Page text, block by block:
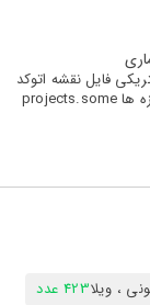
فایل نقشه اتوکد
، فایل های نقشه اتوکد و استفاده در انواع مختلف از مغازه ها projects.some
، ویلا423 عدد